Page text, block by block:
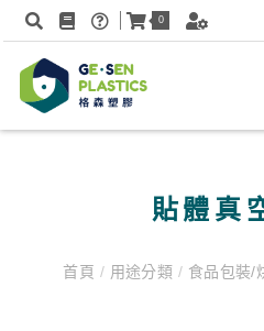
0
貼體真
首頁 / 用途分類 / 食品包裝/